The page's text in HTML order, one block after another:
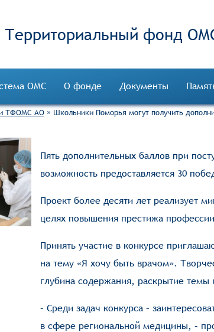
Территориальный фонд
ОМС О фонде Документы
ТФОМС АО » Школьники Поморья могут получить
Пять дополнительных баллов при
возможность предоставляется 30
Проект более десяти лет реализует
целях повышения престижа
Принять участие в конкурсе
на тему «Я хочу быть врачом».
глубина содержания, раскрытие темы
– Среди задач конкурса –
в сфере региональной медицины, –